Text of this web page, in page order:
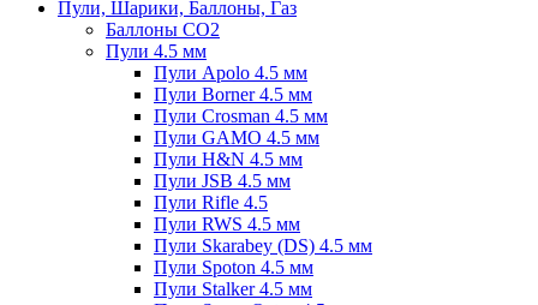
Пули, Шарики, Баллоны, Газ
Баллоны CO2
Пули 4.5 мм
Пули Apolo 4.5 мм
Пули Borner 4.5 мм
Пули Crosman 4.5 мм
Пули GAMO 4.5 мм
Пули H&N 4.5 мм
Пули JSB 4.5 мм
Пули Rifle 4.5
Пули RWS 4.5 мм
Пули Skarabey (DS) 4.5 мм
Пули Spoton 4.5 мм
Пули Stalker 4.5 мм